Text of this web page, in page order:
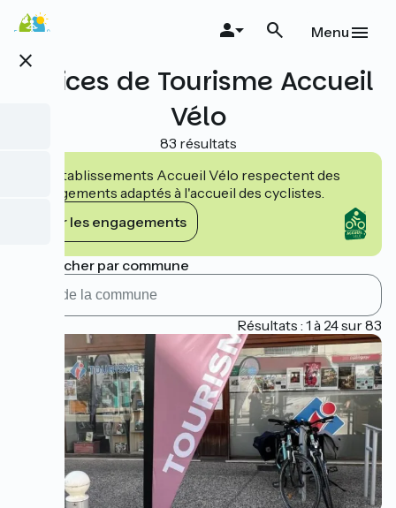
Aller
au
principal
close
Menu
Offices de Tourisme Accueil
Vélo
83 résultats
Les établissements Accueil Vélo respectent des
engagements adaptés à l'accueil des cyclistes.
Voir les engagements
Rechercher par commune
Résultats : 1 à 24 sur 83